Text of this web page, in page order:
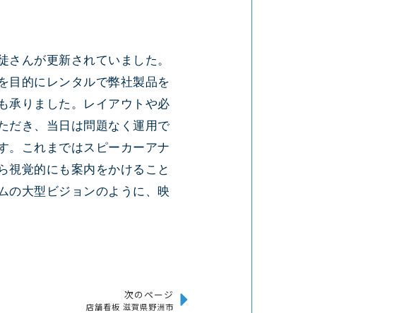
んが更新されていました。
目的にレンタルで弊社製品を
承りました。レイアウトや必
だき、当日は問題なく運用で
。これまではスピーカーアナ
視覚的にも案内をかけること
の大型ビジョンのように、映
次のページ
店舗看板 滋賀県野洲市